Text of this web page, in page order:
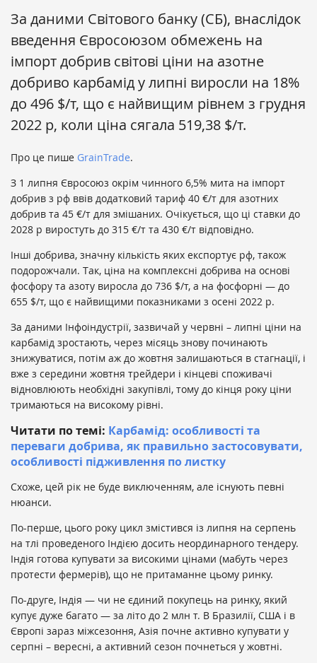
За даними Світового банку (СБ), внаслідок
введення Євросоюзом обмежень на
імпорт добрив світові ціни на азотне
добриво карбамід у липні виросли на 18%
до 496 $/т, що є найвищим рівнем з грудня
2022 р, коли ціна сягала 519,38 $/т.
Про це пише GrainTrade.
З 1 липня Євросоюз окрім чинного 6,5% мита на імпорт
добрив з рф ввів додатковий тариф 40 €/т для азотних
добрив та 45 €/т для змішаних. Очікується, що ці ставки до
2028 р виростуть до 315 €/т та 430 €/т відповідно.
Інші добрива, значну кількість яких експортує рф, також
подорожчали. Так, ціна на комплексні добрива на основі
фосфору та азоту виросла до 736 $/т, а на фосфорні — до
655 $/т, що є найвищими показниками з осені 2022 р.
За даними Інфоіндустрії, зазвичай у червні – липні ціни на
карбамід зростають, через місяць знову починають
знижуватися, потім аж до жовтня залишаються в стагнації, і
вже з середини жовтня трейдери і кінцеві споживачі
відновлюють необхідні закупівлі, тому до кінця року ціни
тримаються на високому рівні.
Читати по темі: Карбамід: особливості та
переваги добрива, як правильно застосовувати,
особливості підживлення по листку
Схоже, цей рік не буде виключенням, але існують певні
нюанси.
По-перше, цього року цикл змістився із липня на серпень
на тлі проведеного Індією досить неординарного тендеру.
Індія готова купувати за високими цінами (мабуть через
протести фермерів), що не притаманне цьому ринку.
По-друге, Індія — чи не єдиний покупець на ринку, який
купує дуже багато — за літо до 2 млн т. В Бразилії, США і в
Європі зараз міжсезоння, Азія почне активно купувати у
серпні – вересні, а активний сезон почнеться у жовтні.